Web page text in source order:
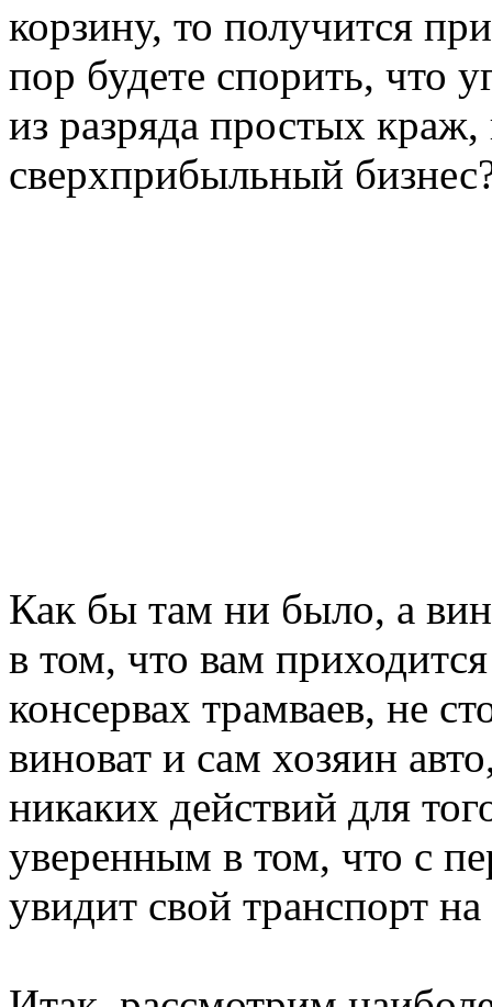
корзину, то получится
пор будете спорить, что
из разряда простых
сверхприбыльный
Как бы там ни было, а
в том, что вам
консервах трамваев, не
виноват и сам хозяин
никаких действий для
уверенным в том, что с
увидит свой транспорт